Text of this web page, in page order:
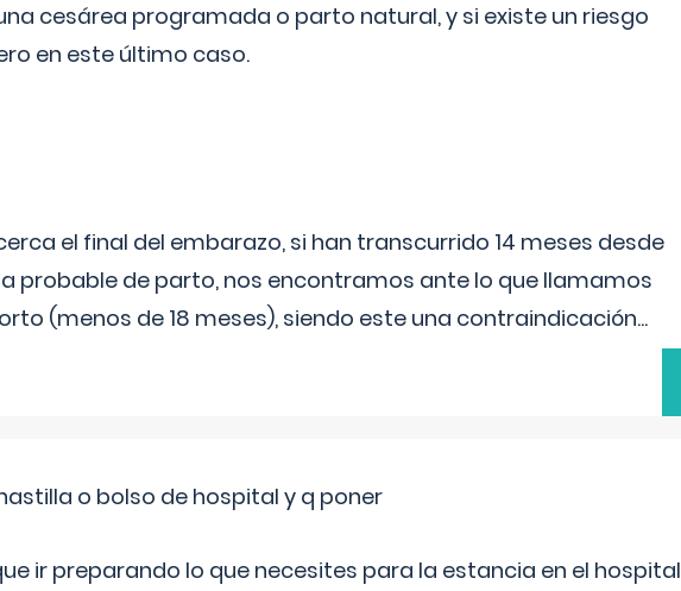
cesárea programada o parto natural, y si existe un riesgo
en este último caso.
el final del embarazo, si han transcurrido 14 meses desde
probable de parto, nos encontramos ante lo que llamamos
(menos de 18 meses), siendo este una contraindicación...
o bolso de hospital y q poner
ir preparando lo que necesites para la estancia en el hospital